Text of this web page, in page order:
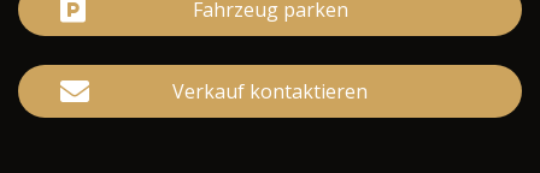
Fahrzeug parken
Verkauf kontaktieren